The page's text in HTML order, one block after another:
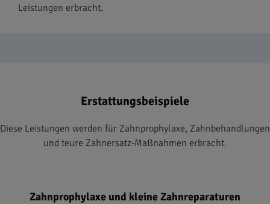
Leistungen erbracht.
Erstattungsbeispiele
Diese Leistungen werden für Zahnprophylaxe, Zahnbehandlungen
und teure Zahnersatz-Maßnahmen erbracht.
Zahnprophylaxe und kleine Zahnreparaturen